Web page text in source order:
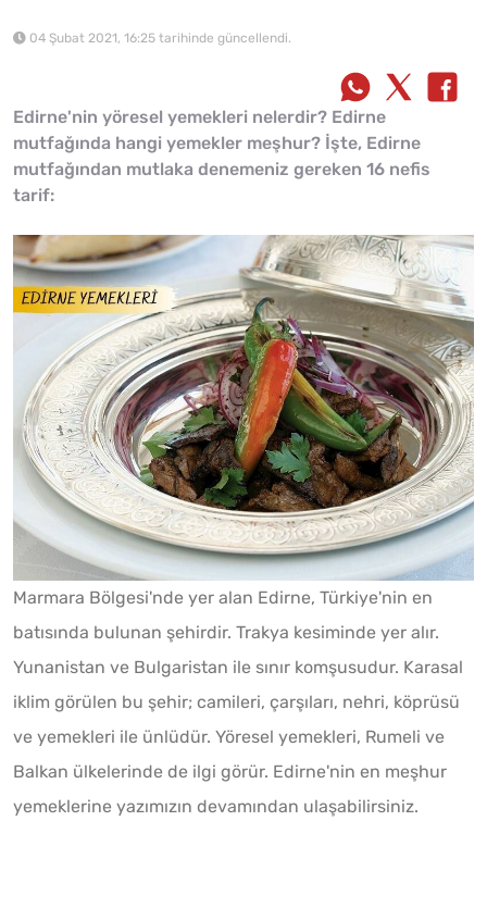
04 Şubat 2021, 16:25 tarihinde güncellendi.
Edirne'nin yöresel yemekleri nelerdir? Edirne
mutfağında hangi yemekler meşhur? İşte, Edirne
mutfağından mutlaka denemeniz gereken 16 nefis
tarif:
Marmara Bölgesi'nde yer alan Edirne, Türkiye'nin en
batısında bulunan şehirdir. Trakya kesiminde yer alır.
Yunanistan ve Bulgaristan ile sınır komşusudur. Karasal
iklim görülen bu şehir; camileri, çarşıları, nehri, köprüsü
ve yemekleri ile ünlüdür. Yöresel yemekleri, Rumeli ve
Balkan ülkelerinde de ilgi görür. Edirne'nin en meşhur
yemeklerine yazımızın devamından ulaşabilirsiniz.